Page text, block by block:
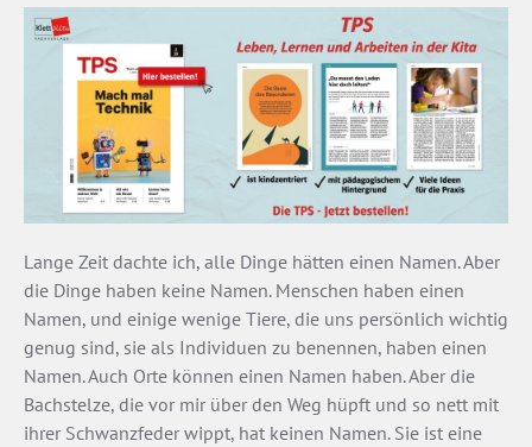
Lange Zeit dachte ich, alle Dinge hätten einen Namen. Aber
die Dinge haben keine Namen. Menschen haben einen
Namen, und einige wenige Tiere, die uns persönlich wichtig
genug sind, sie als Individuen zu benennen, haben einen
Namen. Auch Orte können einen Namen haben. Aber die
Bachstelze, die vor mir über den Weg hüpft und so nett mit
ihrer Schwanzfeder wippt, hat keinen Namen. Sie ist eine